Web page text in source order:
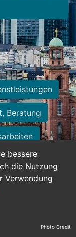
bessere
die Nutzung
Verwendung
Beratung
Photo Credit